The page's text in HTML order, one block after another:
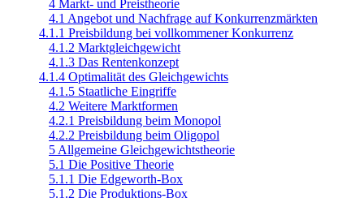
4 Markt- und Preistheorie
4.1 Angebot und Nachfrage auf Konkurrenzmärkten
4.1.1 Preisbildung bei vollkommener Konkurrenz
4.1.2 Marktgleichgewicht
4.1.3 Das Rentenkonzept
4.1.4 Optimalität des Gleichgewichts
4.1.5 Staatliche Eingriffe
4.2 Weitere Marktformen
4.2.1 Preisbildung beim Monopol
4.2.2 Preisbildung beim Oligopol
5 Allgemeine Gleichgewichtstheorie
5.1 Die Positive Theorie
5.1.1 Die Edgeworth-Box
5.1.2 Die Produktions-Box